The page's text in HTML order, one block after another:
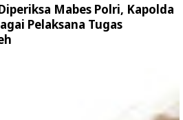
Mabes Polri, Kapolda
Pelaksana Tugas